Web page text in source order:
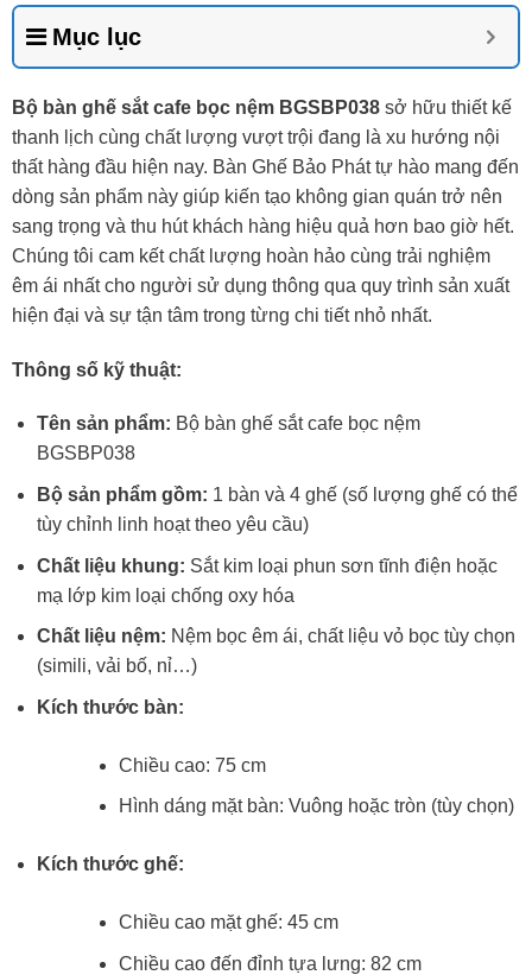
Mục lục
Bộ bàn ghế sắt cafe bọc nệm BGSBP038 sở hữu thiết kế
thanh lịch cùng chất lượng vượt trội đang là xu hướng nội
thất hàng đầu hiện nay. Bàn Ghế Bảo Phát tự hào mang đến
dòng sản phẩm này giúp kiến tạo không gian quán trở nên
sang trọng và thu hút khách hàng hiệu quả hơn bao giờ hết.
Chúng tôi cam kết chất lượng hoàn hảo cùng trải nghiệm
êm ái nhất cho người sử dụng thông qua quy trình sản xuất
hiện đại và sự tận tâm trong từng chi tiết nhỏ nhất.
Thông số kỹ thuật:
Tên sản phẩm: Bộ bàn ghế sắt cafe bọc nệm
BGSBP038
Bộ sản phẩm gồm: 1 bàn và 4 ghế (số lượng ghế có thể
tùy chỉnh linh hoạt theo yêu cầu)
Chất liệu khung: Sắt kim loại phun sơn tĩnh điện hoặc
mạ lớp kim loại chống oxy hóa
Chất liệu nệm: Nệm bọc êm ái, chất liệu vỏ bọc tùy chọn
(simili, vải bố, nỉ…)
Kích thước bàn:
Chiều cao: 75 cm
Hình dáng mặt bàn: Vuông hoặc tròn (tùy chọn)
Kích thước ghế:
Chiều cao mặt ghế: 45 cm
Chiều cao đến đỉnh tựa lưng: 82 cm